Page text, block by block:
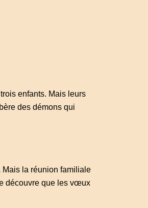
enfants. Mais leurs
des démons qui
Mais la réunion familiale
découvre que les vœux